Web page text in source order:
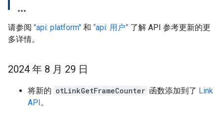
请参阅 "api: platform" 和 “api: 用户” 了解 API 参考更新的更
多详情。
2024 年 8 月 29 日
将新的 otLinkGetFrameCounter 函数添加到了 Link
API。